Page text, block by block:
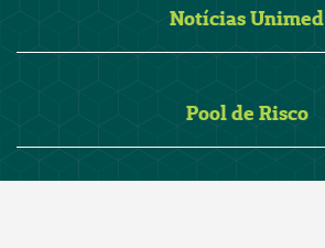
Notícias Unimed
Pool de Risco